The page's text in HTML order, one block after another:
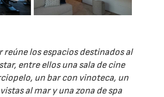
reúne los espacios destinados al
entre ellos una sala de cine
un bar con vinoteca, un
al mar y una zona de spa